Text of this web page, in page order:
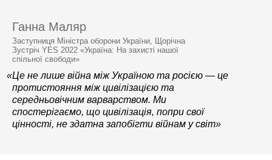
Ганна Маляр
Заступниця Міністра оборони України, Щорічна
Зустріч YES 2022 «Україна: На захисті нашої
спільної свободи»
«Це не лише війна між Україною та росією — це
протистояння між цивілізацією та
середньовічним варварством. Ми
спостерігаємо, що цивілізація, попри свої
цінності, не здатна запобігти війнам у світ»